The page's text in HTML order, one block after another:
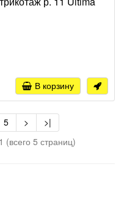
В корзину
5 >
>|
(всего 5 страниц)